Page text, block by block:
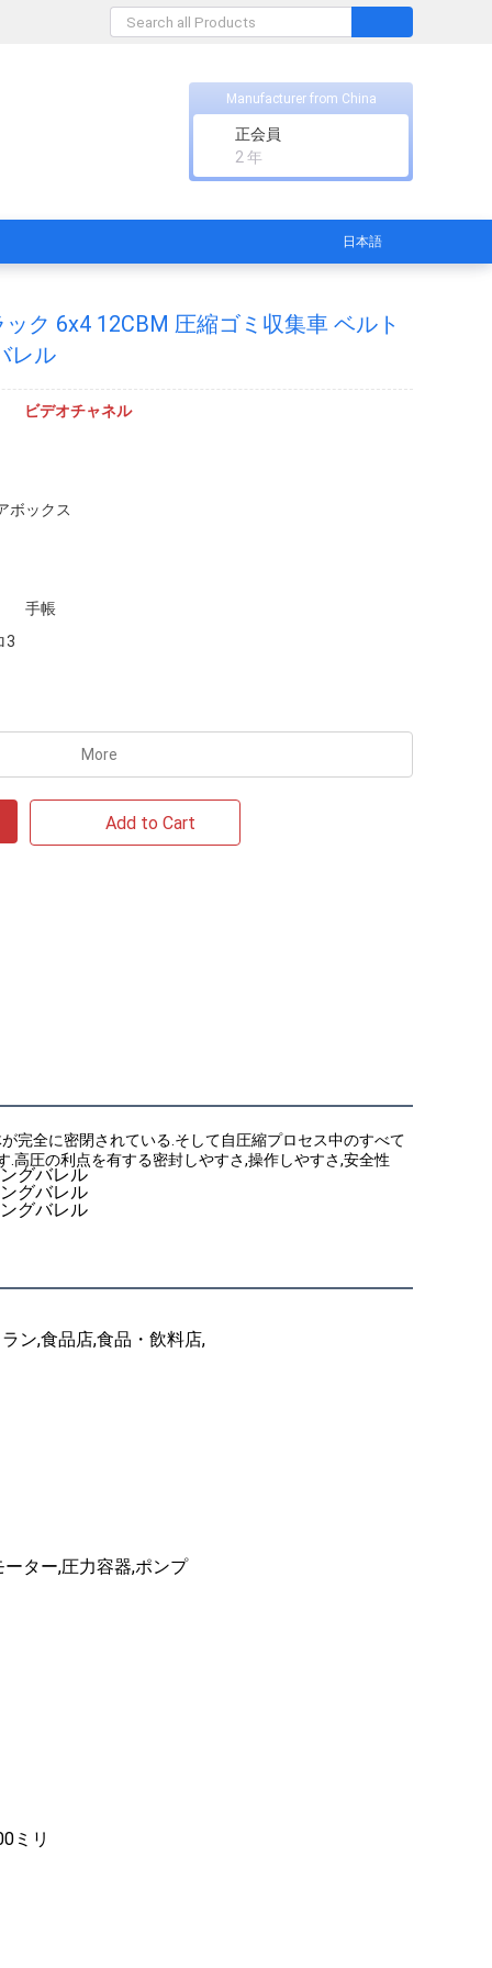
Manufacturer from China
正会員
2 年
日本語
ク 6x4 12CBM 圧縮ゴミ収集車 ベルト
レル
ビデオチャネル
ボックス
手帳
3
More
Add to Cart
完全に密閉されている.そして自圧縮プロセス中のすべて
高圧の利点を有する密封しやすさ,操作しやすさ,安全性
ン,食品店,食品・飲料店,
ター,圧力容器,ポンプ
ミリ